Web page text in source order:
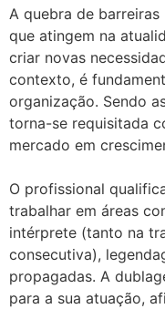
A quebra de
que atingem na
criar novas
contexto, é
organização. Sendo
torna-se requisitada
mercado em
O profissional
trabalhar em áreas
intérprete (tanto na
consecutiva),
propagadas. A
para a sua atuação,